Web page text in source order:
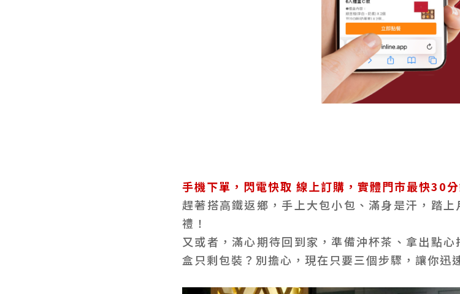
手機下單，閃電快取 線上訂購，實體門市最快30分
趕著搭高鐵返鄉，手上大包小包、滿身是汗，踏
禮！
又或者，滿心期待回到家，準備沖杯茶、拿出點
盒只剩包裝？別擔心，現在只要三個步驟，讓你迅